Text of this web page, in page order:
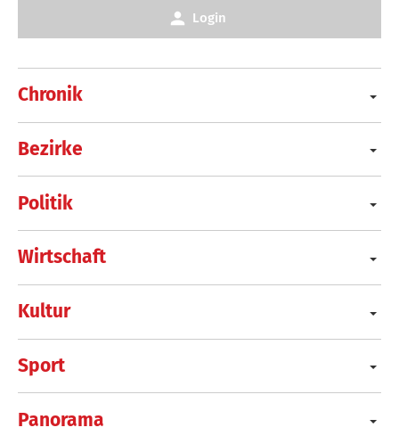
Chronik
Bezirke
Politik
Wirtschaft
Kultur
Sport
Panorama
Login